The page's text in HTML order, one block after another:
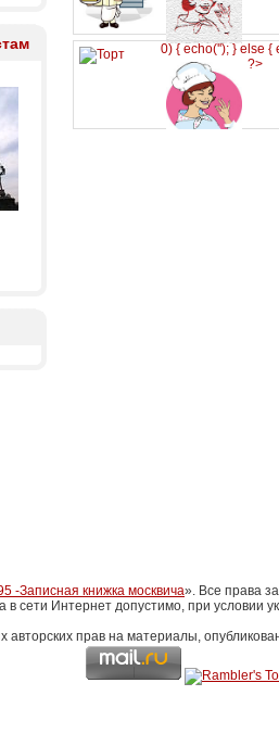
0) { echo(''); } else {
?>
-Записная книжка москвича». Все права
в сети Интернет допустимо, при условии
авторских прав на материалы,